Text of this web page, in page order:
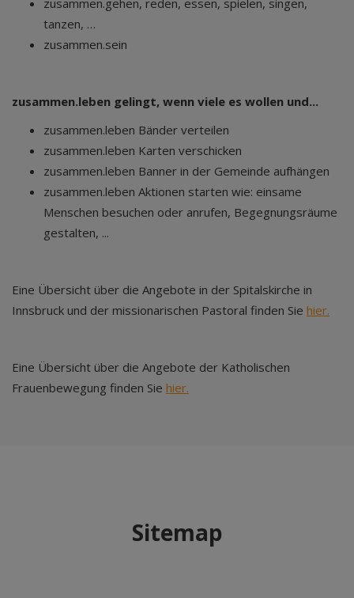
tanzen, …
zusammen.sein
zusammen.leben gelingt, wenn viele es wollen und...
zusammen.leben Bänder verteilen
zusammen.leben Karten verschicken
zusammen.leben Banner in der Gemeinde aufhängen
zusammen.leben Aktionen starten wie: einsame
Menschen besuchen oder anrufen, Begegnungsräume
gestalten, ...
Eine Übersicht über die Angebote in der Spitalskirche in
Innsbruck und der missionarischen Pastoral finden Sie hier.
Eine Übersicht über die Angebote der Katholischen
Frauenbewegung finden Sie hier.
Sitemap